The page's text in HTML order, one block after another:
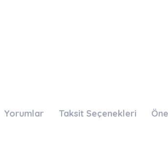
Yorumlar Taksit Seçenekleri